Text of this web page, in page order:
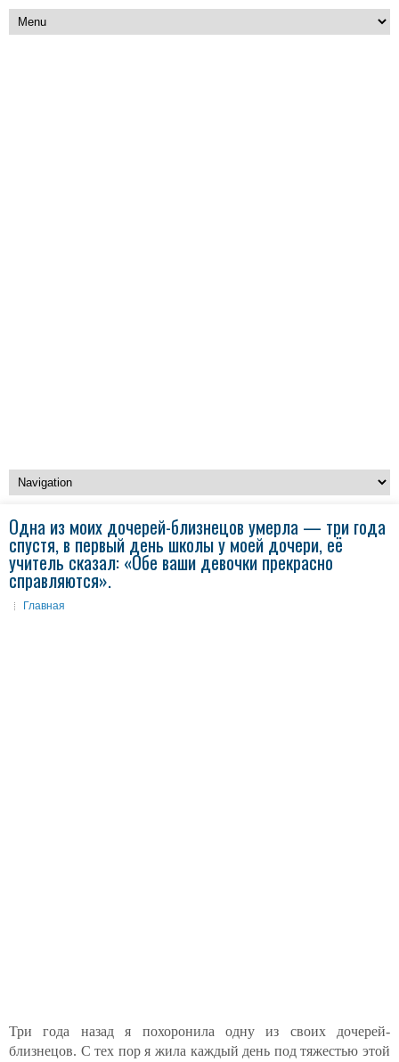
Одна из моих дочерей-близнецов умерла — три года
спустя, в первый день школы у моей дочери, её
учитель сказал: «Обе ваши девочки прекрасно
справляются».
Главная
Три года назад я похоронила одну из своих дочерей-
близнецов. С тех пор я жила каждый день под тяжестью этой